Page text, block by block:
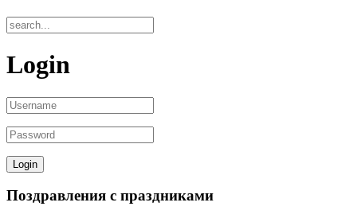
Login
Поздравления с праздниками